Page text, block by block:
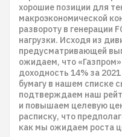
хорошие позиции для
макроэкономической
развороту в генерации
нагрузки. Исходя из
предусматривающей
ожидаем, что
доходность 14% за
бумагу в нашем списке
подтверждаем наш
и повышаем целевую
расписку, что
как мы ожидаем роста